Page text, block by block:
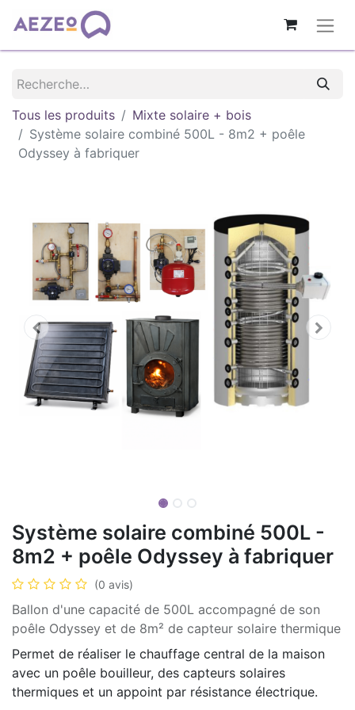
Tous les produits
Mixte solaire + bois
Système solaire combiné 500L - 8m2 + poêle
Odyssey à fabriquer
Système solaire combiné 500L -
8m2 + poêle Odyssey à fabriquer
(0 avis)
Ballon d'une capacité de 500L accompagné de son
poêle Odyssey et de 8m² de capteur solaire thermique
Permet de réaliser le chauffage central de la maison
avec un poêle bouilleur, des capteurs solaires
thermiques et un appoint par résistance électrique.